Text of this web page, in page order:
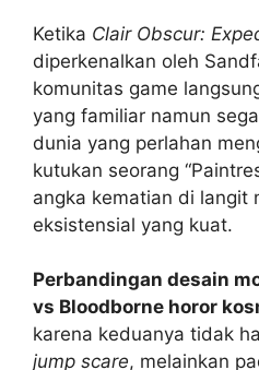
Ketika Clair Obscur:
diperkenalkan oleh
komunitas game
yang familiar namun
dunia yang perlahan
kutukan seorang
angka kematian di langit
eksistensial yang kuat.
Perbandingan desain
vs Bloodborne horor
karena keduanya tidak
jump scare, melainkan